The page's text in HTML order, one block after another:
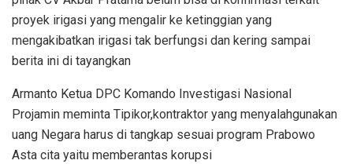
proyek irigasi yang mengalir ke ketinggian yang
mengakibatkan irigasi tak berfungsi dan kering sampai
berita ini di tayangkan
Armanto Ketua DPC Komando Investigasi Nasional
Projamin meminta Tipikor,kontraktor yang menyalahgunakan
uang Negara harus di tangkap sesuai program Prabowo
Asta cita yaitu memberantas korupsi